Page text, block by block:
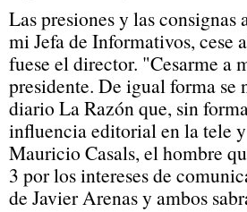
Las presiones y las
mi Jefa de Informativos, cese
fuese el director. "Cesarme a
presidente. De igual forma
diario La Razón que, sin
influencia editorial en la tele
Mauricio Casals, el hombre
3 por los intereses de
de Javier Arenas y ambos